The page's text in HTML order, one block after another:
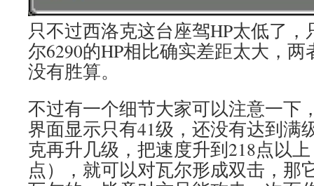
只不过西洛克这台座驾HP太低了，
尔6290的HP相比确实差距太大，
没有胜算。
不过有一个细节大家可以注意一下
界面显示只有41级，还没有达到满
克再升几级，把速度升到218点以
点），就可以对瓦尔形成双击，那